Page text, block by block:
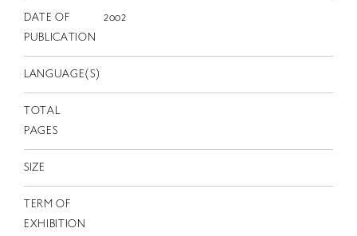
DATE OF
PUBLICATION
2002
LANGUAGE(S)
TOTAL
PAGES
SIZE
TERM OF
EXHIBITION